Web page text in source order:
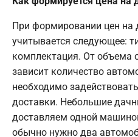
При формировании цен на
учитывается следующее:
комплектация. От объема
зависит количество
необходимо
доставки. Небольшие
доставляем одной
обычно нужно два